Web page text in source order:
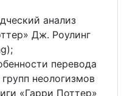
анализ
Дж. Роулинг
перевода
неологизмов
«Гарри Поттер»